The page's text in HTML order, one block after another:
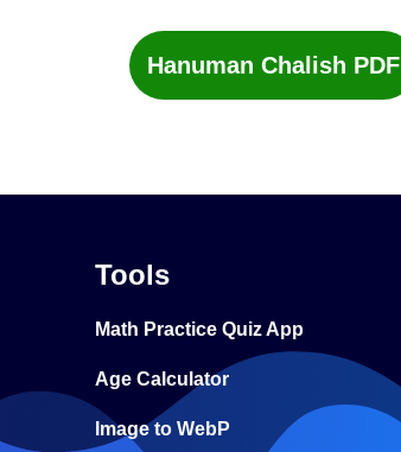
Hanuman Chalish PDF
Tools
Math Practice Quiz App
Age Calculator
Image to WebP